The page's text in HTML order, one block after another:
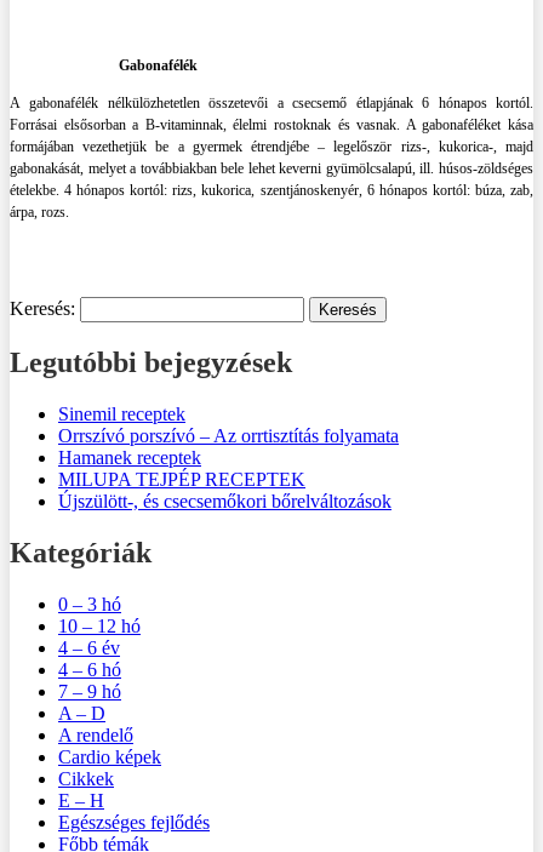
Gabonafélék
A gabonafélék nélkülözhetetlen összetevői a csecsemő étlapjának 6 hónapos kortól.
Forrásai elsősorban a B-vitaminnak, élelmi rostoknak és vasnak. A gabonaféléket kása
formájában vezethetjük be a gyermek étrendjébe – legelőször rizs-, kukorica-, majd
gabonakását, melyet a továbbiakban bele lehet keverni gyümölcsalapú, ill. húsos-zöldséges
ételekbe. 4 hónapos kortól: rizs, kukorica, szentjánoskenyér, 6 hónapos kortól: búza, zab,
árpa, rozs.
Keresés:
Legutóbbi bejegyzések
Sinemil receptek
Orrszívó porszívó – Az orrtisztítás folyamata
Hamanek receptek
MILUPA TEJPÉP RECEPTEK
Újszülött-, és csecsemőkori bőrelváltozások
Kategóriák
0 – 3 hó
10 – 12 hó
4 – 6 év
4 – 6 hó
7 – 9 hó
A – D
A rendelő
Cardio képek
Cikkek
E – H
Egészséges fejlődés
Főbb témák